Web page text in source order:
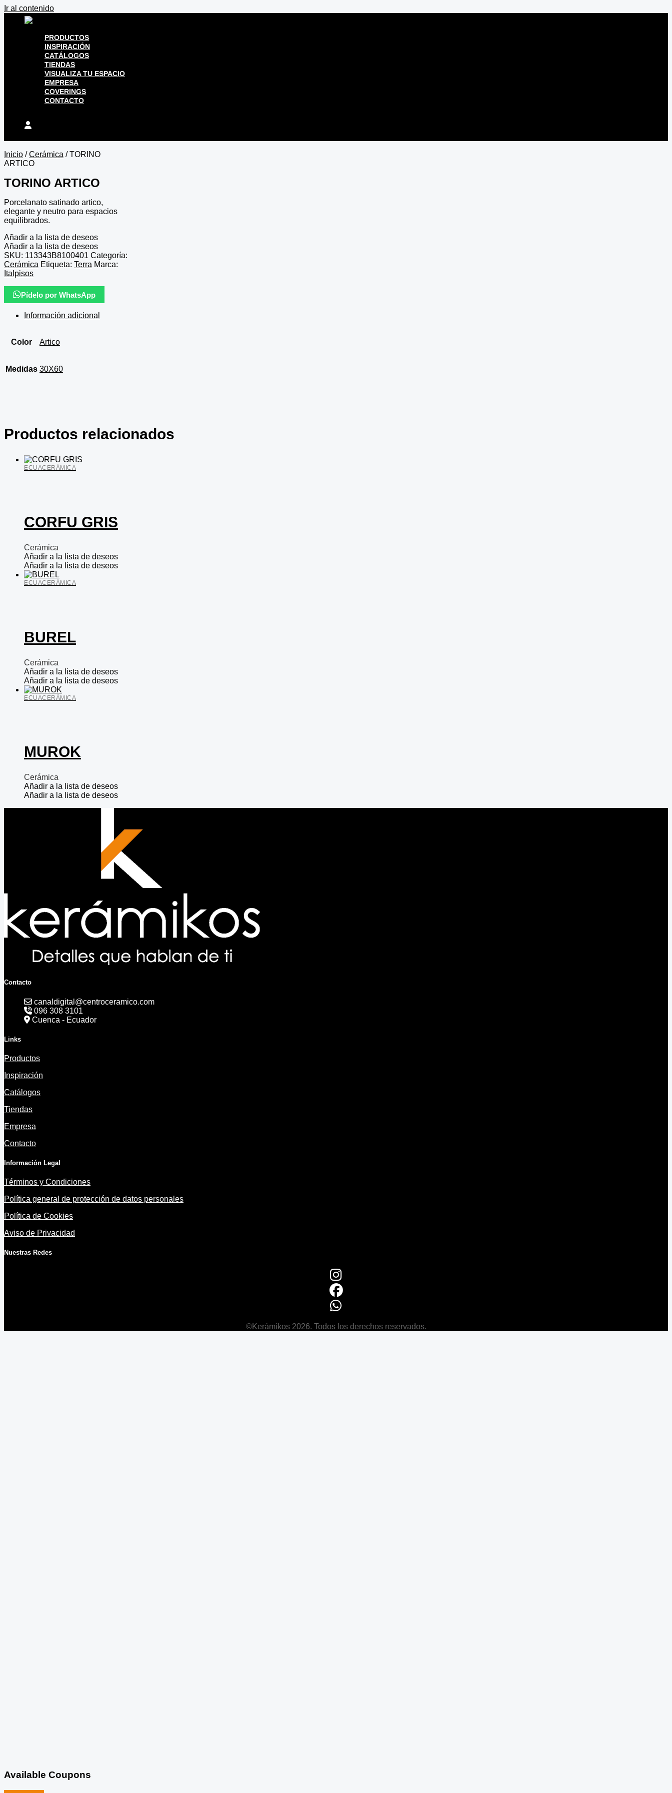
Ir al contenido
PRODUCTOS
INSPIRACIÓN
CATÁLOGOS
TIENDAS
VISUALIZA TU ESPACIO
EMPRESA
COVERINGS
CONTACTO
Inicio /Cerámica / TORINO
ARTICO
TORINO ARTICO
Porcelanato satinado artico,
elegante y neutro para espacios
equilibrados.
Añadir a la lista de deseos
Añadir a la lista de deseos
SKU: 113343B8100401 Categoría:
Cerámica Etiqueta: Terra Marca:
Italpisos
Pídelo por WhatsApp
Información adicional
Color Artico
Medidas 30X60
Productos relacionados
ECUACERÁMICA
CORFU GRIS
Cerámica
Añadir a la lista de deseos
Añadir a la lista de deseos
ECUACERÁMICA
BUREL
Cerámica
Añadir a la lista de deseos
Añadir a la lista de deseos
ECUACERÁMICA
MUROK
Cerámica
Añadir a la lista de deseos
Añadir a la lista de deseos
Contacto
canaldigital@centroceramico.com
096 308 3101
Cuenca - Ecuador
Links
Productos
Inspiración
Catálogos
Tiendas
Empresa
Contacto
Información Legal
Términos y Condiciones
Política general de protección de datos personales
Política de Cookies
Aviso de Privacidad
Nuestras Redes
©Kerámikos 2026. Todos los derechos reservados.
Available Coupons